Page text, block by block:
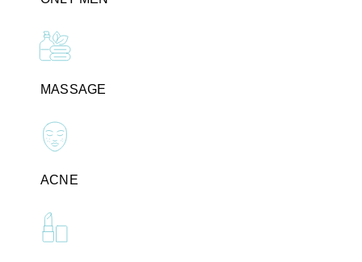
MASSAGE
ACNE